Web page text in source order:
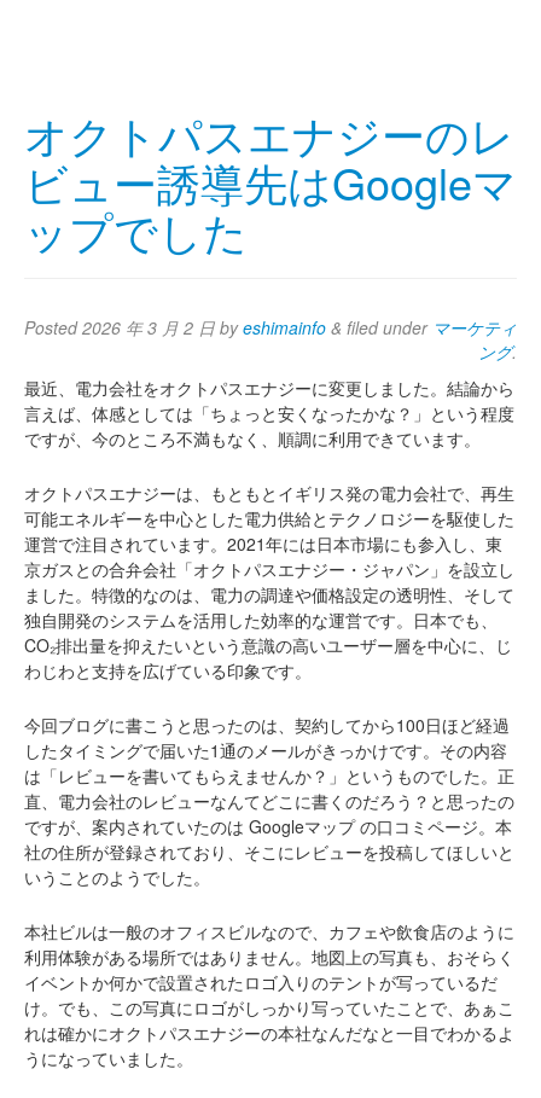
オクトパスエナジーのレ
ビュー誘導先はGoogleマ
ップでした
Posted2026 年 3 月 2 日 byeshimainfo & filed under マーケティ
ング.
最近、電力会社をオクトパスエナジーに変更しました。結論から
言えば、体感としては「ちょっと安くなったかな？」という程度
ですが、今のところ不満もなく、順調に利用できています。
オクトパスエナジーは、もともとイギリス発の電力会社で、再生
可能エネルギーを中心とした電力供給とテクノロジーを駆使した
運営で注目されています。2021年には日本市場にも参入し、東
京ガスとの合弁会社「オクトパスエナジー・ジャパン」を設立し
ました。特徴的なのは、電力の調達や価格設定の透明性、そして
独自開発のシステムを活用した効率的な運営です。日本でも、
CO₂排出量を抑えたいという意識の高いユーザー層を中心に、じ
わじわと支持を広げている印象です。
今回ブログに書こうと思ったのは、契約してから100日ほど経過
したタイミングで届いた1通のメールがきっかけです。その内容
は「レビューを書いてもらえませんか？」というものでした。正
直、電力会社のレビューなんてどこに書くのだろう？と思ったの
ですが、案内されていたのは Googleマップ の口コミページ。本
社の住所が登録されており、そこにレビューを投稿してほしいと
いうことのようでした。
本社ビルは一般のオフィスビルなので、カフェや飲食店のように
利用体験がある場所ではありません。地図上の写真も、おそらく
イベントか何かで設置されたロゴ入りのテントが写っているだ
け。でも、この写真にロゴがしっかり写っていたことで、あぁこ
れは確かにオクトパスエナジーの本社なんだなと一目でわかるよ
うになっていました。